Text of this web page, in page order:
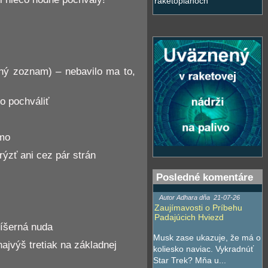
zoznam) – nebavilo ma to,
pochváliť
ani cez pár strán
nuda
tretiak na základnej
Posledné komentáre
Autor Adhara dňa 21-07-26
Zaujímavosti o Príbehu
Padajúcich Hviezd
Musk zase ukazuje, že má o
koliesko naviac. Vykradnúť
Star Trek? Mňa u...